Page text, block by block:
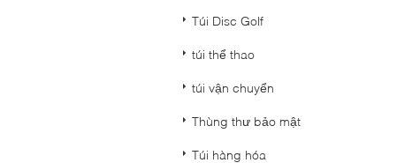
Túi Disc Golf
túi thể thao
túi vận chuyển
Thùng thư bảo mật
Túi hàng hóa